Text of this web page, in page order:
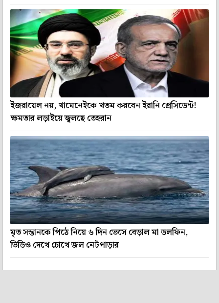
ইজরায়েল নয়, খামেনেইকে খতম করবেন ইরানি প্রেসিডেন্ট!
ক্ষমতার লড়াইয়ে জ্বলছে তেহরান
মৃত সন্তানকে পিঠে নিয়ে ৬ দিন ভেসে বেড়াল মা ডলফিন,
ভিডিও দেখে চোখে জল নেটপাড়ার